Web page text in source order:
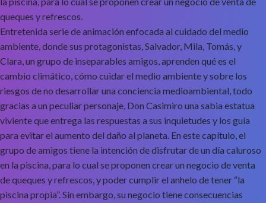
queques y refrescos.
Entretenida serie de animación enfocada al cuidado del medio
ambiente, donde sus protagonistas, Salvador, Mila, Tomás, y
Clara, un grupo de inseparables amigos, aprenden qué es el
cambio climático, cómo cuidar el medio ambiente y sobre los
riesgos de no desarrollar una conciencia medioambiental, todo
gracias a un peculiar personaje, Don Casimiro una sabia estatua
viviente que entrega las respuestas a sus inquietudes y los guía
para evitar el aumento del daño al planeta. En este capítulo, el
grupo de amigos tiene la intención de disfrutar de un día caluroso
en la piscina, para lo cual se proponen crear un negocio de venta
de queques y refrescos, y poder cumplir el anhelo de tener “la
piscina propia”. Sin embargo, su negocio tiene consecuencias